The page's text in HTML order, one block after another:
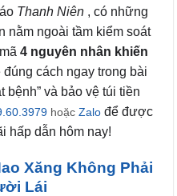
Thanh Niên , có những
nằm ngoài tầm kiểm soát
4 nguyên nhân khiến
cách ngay trong bài
và bảo vệ túi tiền
hoặc Zalo để được
hấp dẫn hôm nay!
Xăng Không Phải
Lái